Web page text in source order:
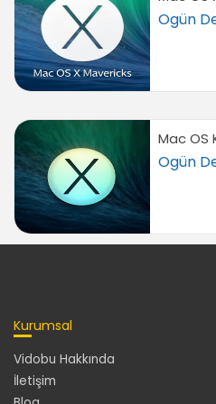
03:23
Yeni E-Posta
İletmek
04:07
İstenmeyen E-Posta
iCal Arayüzüne Genel
Düzenlemek
04:20
Adres Defteri ile
03:21
05:02
Önizleme ile Görselleri
Düzenlemek
03:26
Ogün
Mac OS
Ogün
Kurumsal
Vidobu Hakkında
İletişim